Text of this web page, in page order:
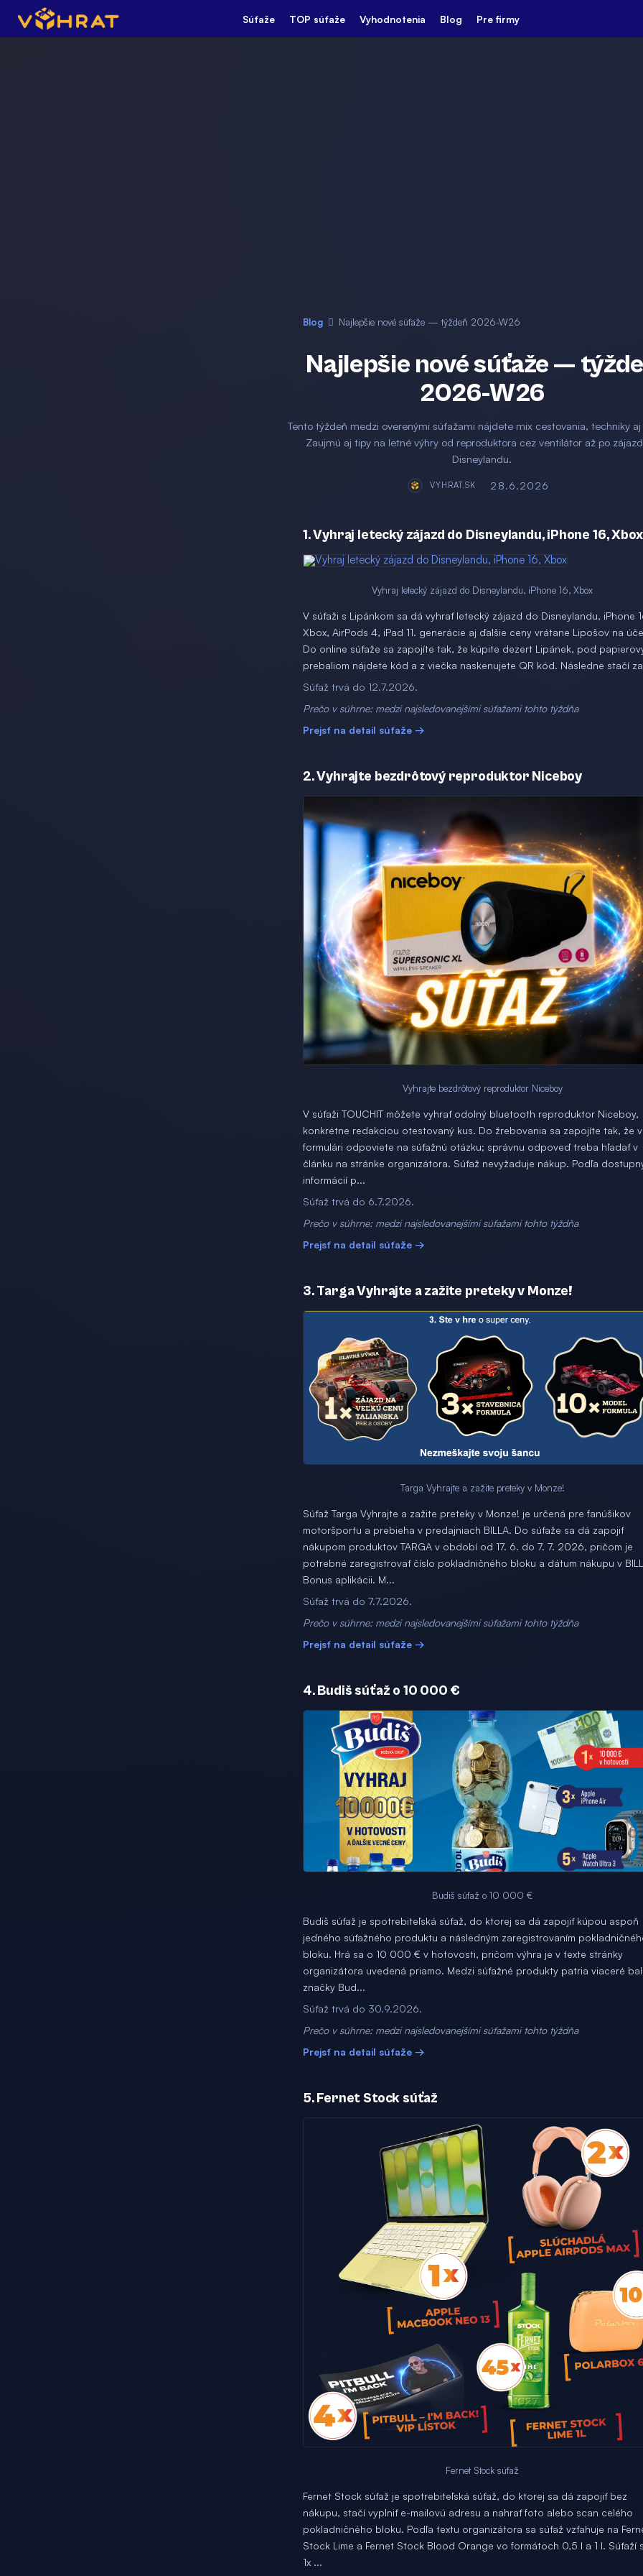
Súťaže TOP súťaže Vyhodnotenia Blog Pre firmy
Blog Najlepšie nové súťaže — týždeň 2026-W26
Najlepšie nové súťaže —
2026-W26
Tento týždeň medzi overenými súťažami nájdete mix cestovania, techniky
Zaujmú aj tipy na letné výhry od reproduktora cez ventilátor až po
Disneylandu.
VYHRAT.SK 28.6.2026
1. Vyhraj letecký zájazd do Disneylandu, iPhone 16, Xbox
Vyhraj letecký zájazd do Disneylandu, iPhone 16, Xbox
V súťaži s Lipánkom sa dá vyhrať letecký zájazd do Disneylandu, iPhone
Xbox, AirPods 4, iPad 11. generácie aj ďalšie ceny vrátane Lipošov na
Do online súťaže sa zapojíte tak, že kúpite dezert Lipánek, pod
prebaliom nájdete kód a z viečka naskenujete QR kód. Následne stačí
Súťaž trvá do 12.7.2026.
Prečo v súhrne: medzi najsledovanejšími súťažami tohto týždňa
Prejsť na detail súťaže →
2. Vyhrajte bezdrôtový reproduktor Niceboy
Vyhrajte bezdrôtový reproduktor Niceboy
V súťaži TOUCHIT môžete vyhrať odolný bluetooth reproduktor Niceboy,
konkrétne redakciou otestovaný kus. Do žrebovania sa zapojíte tak, že
formulári odpoviete na súťažnú otázku; správnu odpoveď treba hľadať v
článku na stránke organizátora. Súťaž nevyžaduje nákup. Podľa
informácií p...
Súťaž trvá do 6.7.2026.
Prečo v súhrne: medzi najsledovanejšími súťažami tohto týždňa
Prejsť na detail súťaže →
3. Targa Vyhrajte a zažite preteky v Monze!
Targa Vyhrajte a zažite preteky v Monze!
Súťaž Targa Vyhrajte a zažite preteky v Monze! je určená pre fanúšikov
motoršportu a prebieha v predajniach BILLA. Do súťaže sa dá zapojiť
nákupom produktov TARGA v období od 17. 6. do 7. 7. 2026, pričom je
potrebné zaregistrovať číslo pokladničného bloku a dátum nákupu v
Bonus aplikácii. M...
Súťaž trvá do 7.7.2026.
Prečo v súhrne: medzi najsledovanejšími súťažami tohto týždňa
Prejsť na detail súťaže →
4. Budiš súťaž o 10 000 €
Budiš súťaž o 10 000 €
Budiš súťaž je spotrebiteľská súťaž, do ktorej sa dá zapojiť kúpou aspoň
jedného súťažného produktu a následným zaregistrovaním
bloku. Hrá sa o 10 000 € v hotovosti, pričom výhra je v texte stránky
organizátora uvedená priamo. Medzi súťažné produkty patria viaceré
značky Bud...
Súťaž trvá do 30.9.2026.
Prečo v súhrne: medzi najsledovanejšími súťažami tohto týždňa
Prejsť na detail súťaže →
5. Fernet Stock súťaž
Fernet Stock súťaž
Fernet Stock súťaž je spotrebiteľská súťaž, do ktorej sa dá zapojiť bez
nákupu, stačí vyplniť e-mailovú adresu a nahrať foto alebo scan celého
pokladničného bloku. Podľa textu organizátora sa súťaž vzťahuje na
Stock Lime a Fernet Stock Blood Orange vo formátoch 0,5 l a 1 l. Súťaží
1x ...